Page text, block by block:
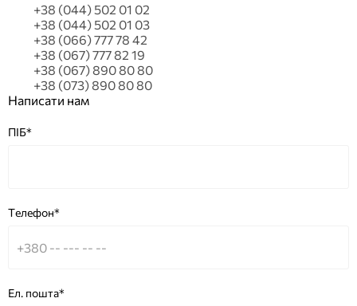
+38 (044) 502 01 02
+38 (044) 502 01 03
+38 (066) 777 78 42
+38 (067) 777 82 19
+38 (067) 890 80 80
+38 (073) 890 80 80
Написати нам
ПІБ*
Телефон*
Ел. пошта*